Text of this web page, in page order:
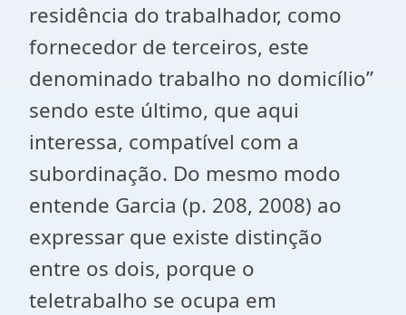
residência do trabalhador, como
fornecedor de terceiros, este
denominado trabalho no domicílio”
sendo este último, que aqui
interessa, compatível com a
subordinação. Do mesmo modo
entende Garcia (p. 208, 2008) ao
expressar que existe distinção
entre os dois, porque o
teletrabalho se ocupa em